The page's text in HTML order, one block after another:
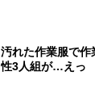
汚れた作業服で作
性3人組が…えっ